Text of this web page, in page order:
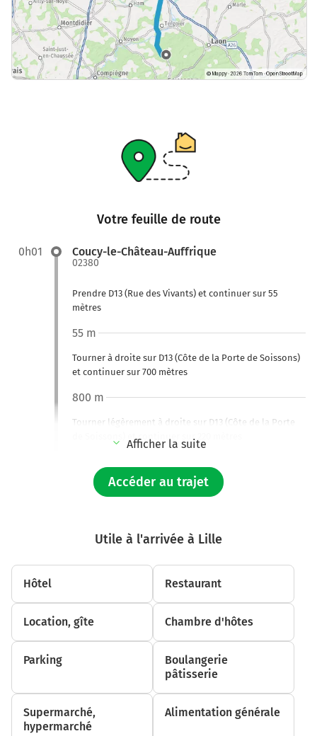
Votre feuille de route
0h01 Coucy-le-Château-Auffrique
02380
Prendre D13 (Rue des Vivants) et continuer sur 55
mètres
Tourner à droite sur D13 (Côte de la Porte de Soissons)
et continuer sur 700 mètres
55 m
Tourner légèrement à droite sur D13 (Côte de la Porte
de Soissons) et continuer sur 220 mètres
800 m
Tourner à gauche sur D937 (Avenue d'Altenkessel) et
continuer sur 120 mètres
Tourner légèrement à gauche sur D13 (Rue de l'Abbaye
de Nogent) et continuer sur 550 mètres
Tourner à droite sur D1 et continuer sur 2 kilomètres
Au rond-point, prendre la 2ème sortie sur D1 et
3,9 km
Afficher la suite
Accéder au trajet
Utile à l'arrivée à Lille
Hôtel Restaurant
Location, gîte Chambre d'hôtes
Parking
Boulangerie
pâtisserie
Supermarché,
hypermarché
Alimentation générale